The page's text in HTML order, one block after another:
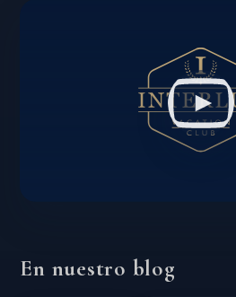
En nuestro blog